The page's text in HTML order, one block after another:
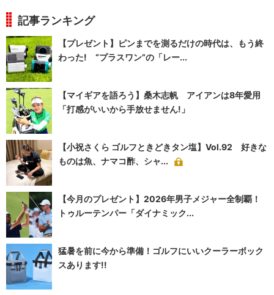
記事ランキング
【プレゼント】ピンまでを測るだけの時代は、もう終
わった! “プラスワン”の「レー...
【マイギアを語ろう】桑木志帆 アイアンは8年愛用
「打感がいいから手放せません!」
【小祝さくら ゴルフときどきタン塩】Vol.92 好きな
ものは魚、ナマコ酢、シャ...
【今月のプレゼント】2026年男子メジャー全制覇！
トゥルーテンパー「ダイナミック...
猛暑を前に今から準備！ゴルフにいいクーラーボック
スあります!!